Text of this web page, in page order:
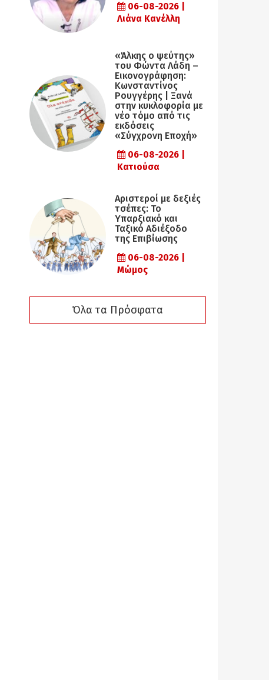
06-08-2026 |
Λιάνα Κανέλλη
«Άλκης ο ψεύτης»
του Φώντα Λάδη –
Εικονογράφηση:
Κωνσταντίνος
Ρουγγέρης | Ξανά
στην κυκλοφορία με
νέο τόμο από τις
εκδόσεις
«Σύγχρονη Εποχή»
06-08-2026 |
Κατιούσα
Αριστεροί με δεξιές
τσέπες: Το
Υπαρξιακό και
Ταξικό Αδιέξοδο
της Επιβίωσης
06-08-2026 |
Μώμος
Όλα τα Πρόσφατα